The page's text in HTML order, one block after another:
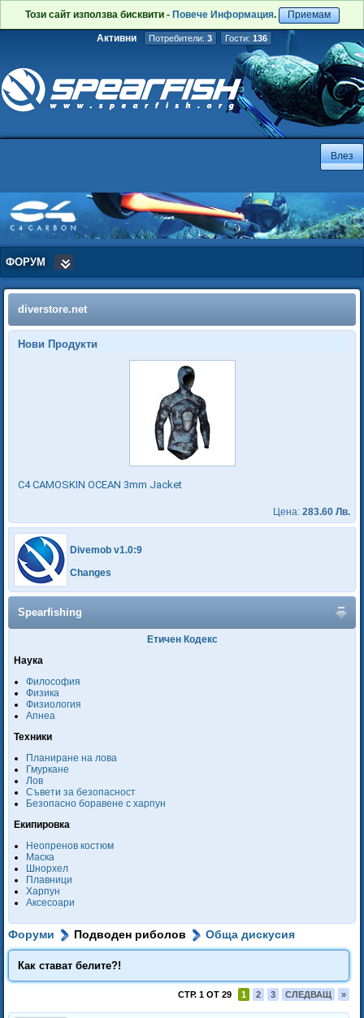
Този сайт използва бисквити - Повече Информация. Приемам
Активни Потребители: 3 Гости: 136
ФОРУМ
diverstore.net
Нови Продукти
C4 CAMOSKIN OCEAN 3mm Jacket
Цена: 283.60 Лв.
Divemob v1.0:9
Changes
Spearfishing
Етичен Кодекс
Наука
Философия
Физика
Физиология
Апнеа
Техники
Планиране на лова
Гмуркане
Лов
Съвети за безопасност
Безопасно боравене с харпун
Екипировка
Неопренов костюм
Маска
Шнорхел
Плавници
Харпун
Аксесоари
Форуми Подводен риболов Обща дискусия
Как стават белите?!
СТР. 1 ОТ 29 1 2 3 СЛЕДВАЩ »